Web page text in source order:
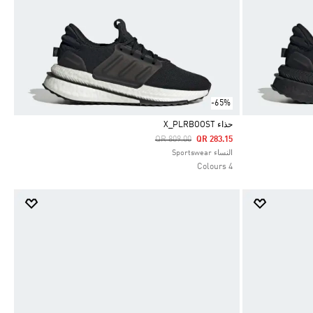
-65%
Selected
حذاء X_PLRBOOST
Price Reduced From
QR 809.00ToQR 283.15
النساء Sportswear
4 Colours